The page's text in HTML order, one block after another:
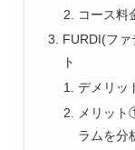
コース料
FURDI(フ
ト
デメリッ
メリッ
ラムを分